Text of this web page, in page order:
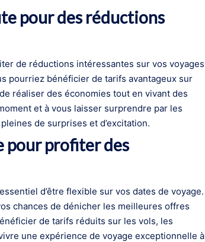
pour des réductions
de réductions intéressantes sur vos voyages
pourriez bénéficier de tarifs avantageux sur
réaliser des économies tout en vivant des
et à vous laisser surprendre par les
de surprises et d’excitation.
pour profiter des
d’être flexible sur vos dates de voyage.
chances de dénicher les meilleures offres
de tarifs réduits sur les vols, les
une expérience de voyage exceptionnelle à